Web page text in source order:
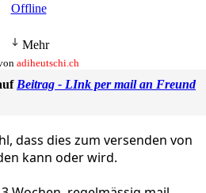
Offline
Mehr
adiheutschi.ch
Beitrag - LInk per mail an Freund
dass dies zum versenden von
kann oder wird.